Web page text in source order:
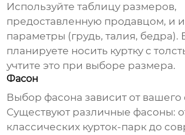
Используйте таблицу размеров,
предоставленную продавцом, и
параметры (грудь, талия, бедра).
планируете носить куртку с
учтите это при выборе размера.
Фасон
Выбор фасона зависит от вашего
Существуют различные фасоны:
классических курток-парк до